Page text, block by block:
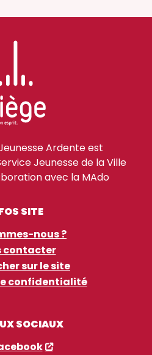
Ardente est
Jeunesse de la Ville
avec la MAdo
SITE
nous ?
contacter
sur le site
confidentialité
SOCIAUX